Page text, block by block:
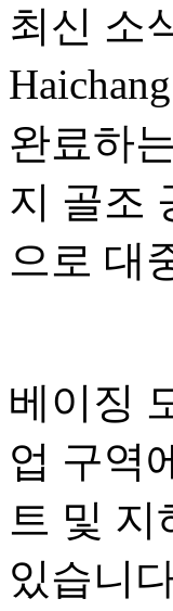
최신 소
완료하
지 골조
으로 대
베이징
업 구역
트 및
있습니